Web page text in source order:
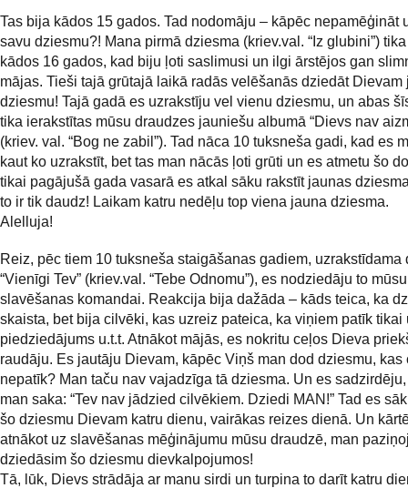
Tas bija kādos 15 gados. Tad nodomāju – kāpēc nepamēģināt
savu dziesmu?! Mana pirmā dziesma (kriev.val. “Iz glubini”)
kādos 16 gados, kad biju ļoti saslimusi un ilgi ārstējos gan
mājas. Tieši tajā grūtajā laikā radās velēšanās dziedāt Dievam
dziesmu! Tajā gadā es uzrakstīju vel vienu dziesmu, un abas
tika ierakstītas mūsu draudzes jauniešu albumā “Dievs nav
(kriev. val. “Bog ne zabil”). Tad nāca 10 tuksneša gadi, kad es
kaut ko uzrakstīt, bet tas man nācās ļoti grūti un es atmetu šo
tikai pagājušā gada vasarā es atkal sāku rakstīt jaunas
to ir tik daudz! Laikam katru nedēļu top viena jauna dziesma.
Alelluja!
Reiz, pēc tiem 10 tuksneša staigāšanas gadiem, uzrakstīdama
“Vienīgi Tev” (kriev.val. “Tebe Odnomu”), es nodziedāju to mūsu
slavēšanas komandai. Reakcija bija dažāda – kāds teica, ka
skaista, bet bija cilvēki, kas uzreiz pateica, ka viņiem patīk tikai
piedziedājums u.t.t. Atnākot mājās, es nokritu ceļos Dieva
raudāju. Es jautāju Dievam, kāpēc Viņš man dod dziesmu, kas
nepatīk? Man taču nav vajadzīga tā dziesma. Un es
man saka: “Tev nav jādzied cilvēkiem. Dziedi MAN!” Tad es
šo dziesmu Dievam katru dienu, vairākas reizes dienā. Un
atnākot uz slavēšanas mēģinājumu mūsu draudzē, man
dziedāsim šo dziesmu dievkalpojumos!
Tā, lūk, Dievs strādāja ar manu sirdi un turpina to darīt katru